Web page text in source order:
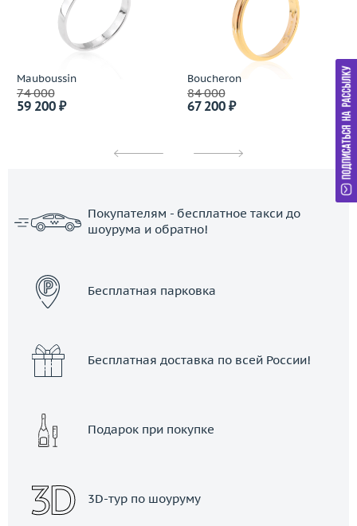
Mauboussin
74 000
59 200 ₽
Boucheron
84 000
67 200 ₽
Покупателям - бесплатное такси до
шоурума и обратно!
Бесплатная парковка
Бесплатная доставка по всей России!
Подарок при покупке
3D-тур по шоуруму